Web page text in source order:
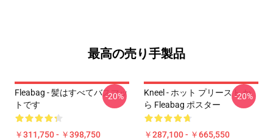
最高の売り手製品
Fleabag - 髪はすべてバスマッ
トです
￥311,750 - ￥398,750
-20%
Kneel - ホット プリースト か
ら Fleabag ポスター
￥287,100 - ￥665,550
-20%